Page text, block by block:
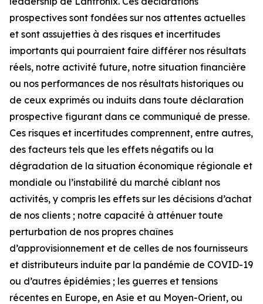
prospectives sont fondées sur nos attentes actuelles
et sont assujetties à des risques et incertitudes
importants qui pourraient faire différer nos résultats
réels, notre activité future, notre situation financière
ou nos performances de nos résultats historiques ou
de ceux exprimés ou induits dans toute déclaration
prospective figurant dans ce communiqué de presse.
Ces risques et incertitudes comprennent, entre autres,
des facteurs tels que les effets négatifs ou la
dégradation de la situation économique régionale et
mondiale ou l’instabilité du marché ciblant nos
activités, y compris les effets sur les décisions d’achat
de nos clients ; notre capacité à atténuer toute
perturbation de nos propres chaînes
d’approvisionnement et de celles de nos fournisseurs
et distributeurs induite par la pandémie de COVID-19
ou d’autres épidémies ; les guerres et tensions
récentes en Europe, en Asie et au Moyen-Orient, ou